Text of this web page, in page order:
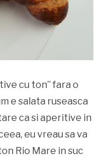
cu ton” fara o
e salata ruseasca
ca si aperitive in
eu vreau sa va
Rio Mare in suc